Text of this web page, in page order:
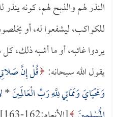
النذر لهم والذبح لهم، كونه
للكواكب، ليشفعوا له، أو
يردوا غائبه، أو ما أشبه ذلك،
يقول الله سبحانه: قُلْ إِنَّ
وَمَحْيَايَ وَمَمَاتِي لِلَّهِ رَبِّ الْعَالَمِينَ*